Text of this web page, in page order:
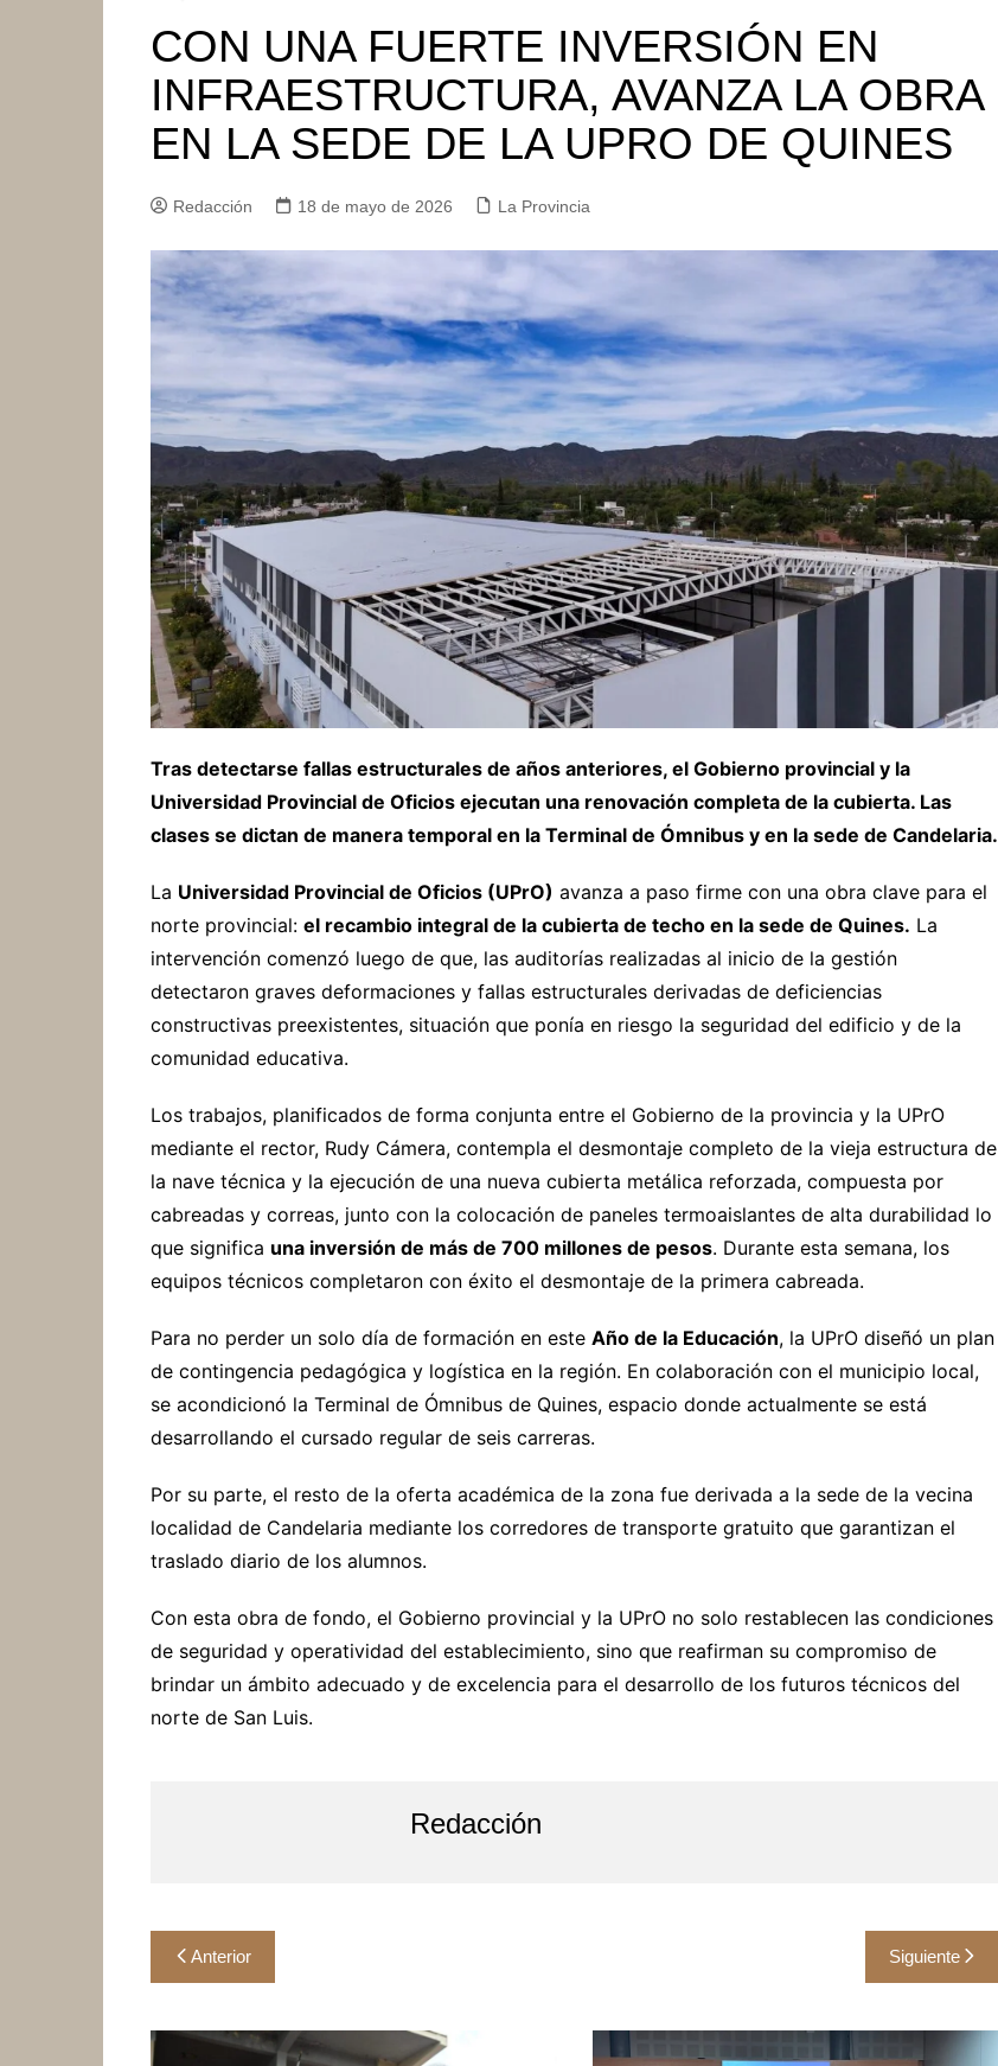
CON UNA FUERTE INVERSIÓN EN
INFRAESTRUCTURA, AVANZA LA OBRA
EN LA SEDE DE LA UPRO DE QUINES
Redacción 18 de mayo de 2026 La Provincia
Tras detectarse fallas estructurales de años anteriores, el Gobierno provincial y la
Universidad Provincial de Oficios ejecutan una renovación completa de la cubierta. Las
clases se dictan de manera temporal en la Terminal de Ómnibus y en la sede de Candelaria.
La Universidad Provincial de Oficios (UPrO) avanza a paso firme con una obra clave para el
norte provincial: el recambio integral de la cubierta de techo en la sede de Quines. La
intervención comenzó luego de que, las auditorías realizadas al inicio de la gestión
detectaron graves deformaciones y fallas estructurales derivadas de deficiencias
constructivas preexistentes, situación que ponía en riesgo la seguridad del edificio y de la
comunidad educativa.
Los trabajos, planificados de forma conjunta entre el Gobierno de la provincia y la UPrO
mediante el rector, Rudy Cámera, contempla el desmontaje completo de la vieja estructura de
la nave técnica y la ejecución de una nueva cubierta metálica reforzada, compuesta por
cabreadas y correas, junto con la colocación de paneles termoaislantes de alta durabilidad lo
que significa una inversión de más de 700 millones de pesos. Durante esta semana, los
equipos técnicos completaron con éxito el desmontaje de la primera cabreada.
Para no perder un solo día de formación en este Año de la Educación, la UPrO diseñó un plan
de contingencia pedagógica y logística en la región. En colaboración con el municipio local,
se acondicionó la Terminal de Ómnibus de Quines, espacio donde actualmente se está
desarrollando el cursado regular de seis carreras.
Por su parte, el resto de la oferta académica de la zona fue derivada a la sede de la vecina
localidad de Candelaria mediante los corredores de transporte gratuito que garantizan el
traslado diario de los alumnos.
Con esta obra de fondo, el Gobierno provincial y la UPrO no solo restablecen las condiciones
de seguridad y operatividad del establecimiento, sino que reafirman su compromiso de
brindar un ámbito adecuado y de excelencia para el desarrollo de los futuros técnicos del
norte de San Luis.
Redacción
Navegación
de
entradas
Anterior Siguiente